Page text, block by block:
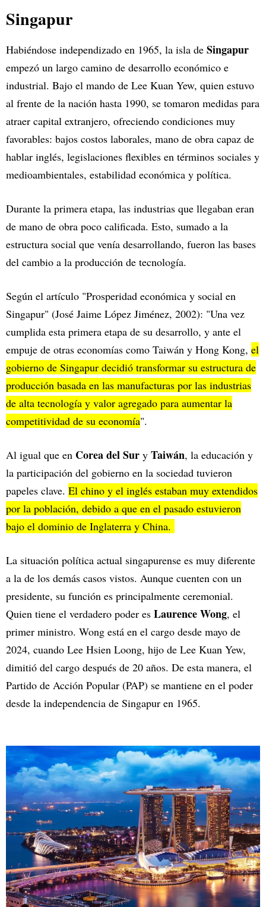
Singapur
Habiéndose independizado en 1965, la isla de Singapur
empezó un largo camino de desarrollo económico e
industrial. Bajo el mando de Lee Kuan Yew, quien estuvo
al frente de la nación hasta 1990, se tomaron medidas para
atraer capital extranjero, ofreciendo condiciones muy
favorables: bajos costos laborales, mano de obra capaz de
hablar inglés, legislaciones flexibles en términos sociales y
medioambientales, estabilidad económica y política.
Durante la primera etapa, las industrias que llegaban eran
de mano de obra poco calificada. Esto, sumado a la
estructura social que venía desarrollando, fueron las bases
del cambio a la producción de tecnología.
Según el artículo "Prosperidad económica y social en
Singapur" (José Jaime López Jiménez, 2002): "Una vez
cumplida esta primera etapa de su desarrollo, y ante el
empuje de otras economías como Taiwán y Hong Kong, el
gobierno de Singapur decidió transformar su estructura de
producción basada en las manufacturas por las industrias
de alta tecnología y valor agregado para aumentar la
competitividad de su economía".
Al igual que en Corea del Sur y Taiwán, la educación y
la participación del gobierno en la sociedad tuvieron
papeles clave. El chino y el inglés estaban muy extendidos
por la población, debido a que en el pasado estuvieron
bajo el dominio de Inglaterra y China.
La situación política actual singapurense es muy diferente
a la de los demás casos vistos. Aunque cuenten con un
presidente, su función es principalmente ceremonial.
Quien tiene el verdadero poder es Laurence Wong, el
primer ministro. Wong está en el cargo desde mayo de
2024, cuando Lee Hsien Loong, hijo de Lee Kuan Yew,
dimitió del cargo después de 20 años. De esta manera, el
Partido de Acción Popular (PAP) se mantiene en el poder
desde la independencia de Singapur en 1965.